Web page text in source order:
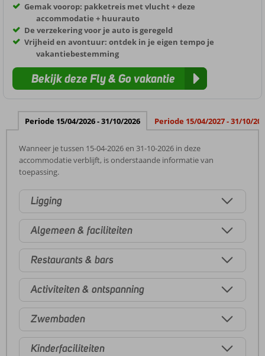
Gemak voorop: pakketreis met vlucht + deze
accommodatie + huurauto
De verzekering voor je auto is geregeld
Vrijheid en avontuur: ontdek in je eigen tempo je
vakantiebestemming
Bekijk deze Fly & Go vakantie
Periode 15/04/2026 - 31/10/2026 Periode 15/04/2027 - 31/10/
Wanneer je tussen 15-04-2026 en 31-10-2026 in deze
accommodatie verblijft, is onderstaande informatie van
toepassing.
Ligging
Algemeen & faciliteiten
Restaurants & bars
Activiteiten & ontspanning
Zwembaden
Kinderfaciliteiten